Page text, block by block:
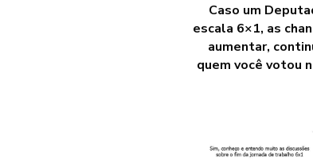
Caso um
escala 6×1, as
aumentar,
quem você votou